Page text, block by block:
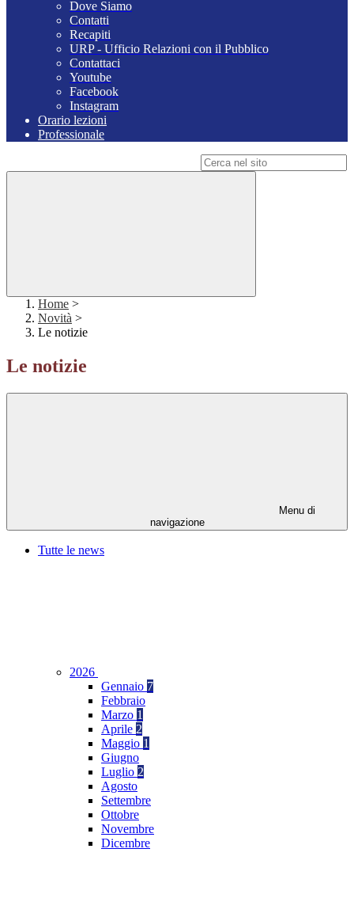
Dove Siamo
Contatti
Recapiti
URP - Ufficio Relazioni con il Pubblico
Contattaci
Youtube
Facebook
Instagram
Orario lezioni
Professionale
Home >
Novità >
Le notizie
Le notizie
Menu di
navigazione
Tutte le news
2026
Gennaio 7
Febbraio
Marzo 1
Aprile 2
Maggio 1
Giugno
Luglio 2
Agosto
Settembre
Ottobre
Novembre
Dicembre